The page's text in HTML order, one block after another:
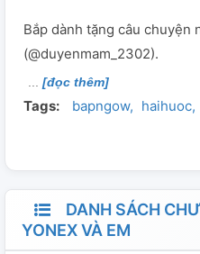
Bắp dành tặng câu chuyện
(@duyenmam_2302).
[đọc thêm]
Tags: bapngow haihuoc
DANH SÁCH
YONEX VÀ EM